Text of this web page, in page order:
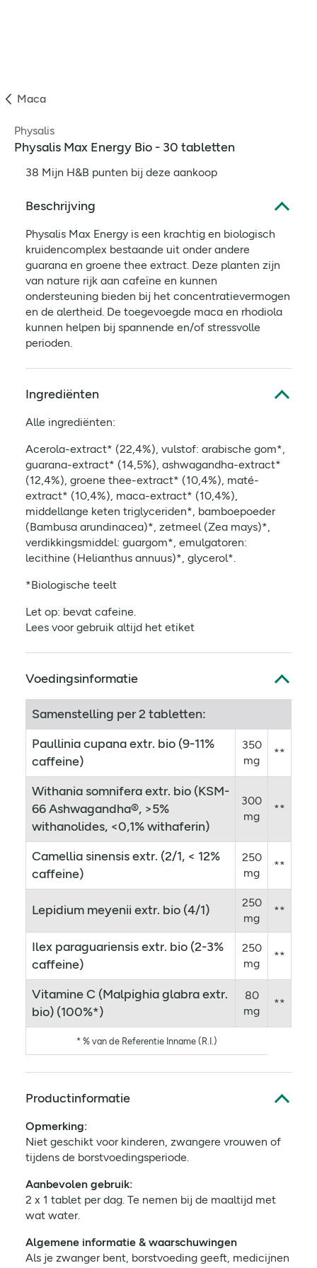
Maca
Physalis
Physalis Max Energy Bio - 30 tabletten
38 Mijn H&B punten bij deze aankoop
Beschrijving
Physalis Max Energy is een krachtig en biologisch
kruidencomplex bestaande uit onder andere
guarana en groene thee extract. Deze planten zijn
van nature rijk aan cafeïne en kunnen
ondersteuning bieden bij het concentratievermogen
en de alertheid. De toegevoegde maca en rhodiola
kunnen helpen bij spannende en/of stressvolle
perioden.
Ingrediënten
Alle ingrediënten:
Acerola-extract* (22,4%), vulstof: arabische gom*,
guarana-extract* (14,5%), ashwagandha-extract*
(12,4%), groene thee-extract* (10,4%), maté-
extract* (10,4%), maca-extract* (10,4%),
middellange keten triglyceriden*, bamboepoeder
(Bambusa arundinacea)*, zetmeel (Zea mays)*,
verdikkingsmiddel: guargom*, emulgatoren:
lecithine (Helianthus annuus)*, glycerol*.
*Biologische teelt
Let op: bevat cafeine.
Lees voor gebruik altijd het etiket
Voedingsinformatie
Samenstelling per 2 tabletten:
Paullinia cupana extr. bio (9-11%
caffeine)
350
mg
**
Withania somnifera extr. bio (KSM-
66 Ashwagandha®, >5%
withanolides, <0,1% withaferin)
300
mg
**
Camellia sinensis extr. (2/1, < 12%
caffeine)
250
mg
**
Lepidium meyenii extr. bio (4/1)
250
mg
**
Ilex paraguariensis extr. bio (2-3%
caffeine)
250
mg
**
Vitamine C (Malpighia glabra extr.
bio) (100%*)
80
mg
**
* % van de Referentie Inname (R.I.)
Productinformatie
Opmerking:
Niet geschikt voor kinderen, zwangere vrouwen of
tijdens de borstvoedingsperiode.
Aanbevolen gebruik:
2 x 1 tablet per dag. Te nemen bij de maaltijd met
wat water.
Algemene informatie & waarschuwingen
Als je zwanger bent, borstvoeding geeft, medicijnen